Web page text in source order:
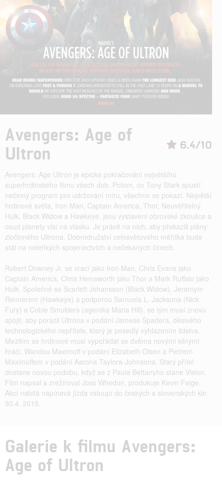
6.4/10
Avengers: Age of
Ultron
Avengers: Age Ultron je epické pokračování největšího
superhrdinského filmu všech dob. Potom, co Tony Stark spustí
nečinný program pro udržování míru, všechno se pokazí. Největší
hrdinové světa, Iron Man, Captain America, Thor, Neuvěřitelný
Hulk, Black Widow a Hawkeye, jsou vystaveni obrovské zkoušce a
osud planety visí na vlásku. Je právě na nich, aby překazili plány
zločinného Ultrona. Dobrodružství celosvětového měřítka bude
stát na nelehkých spojenectvích a nečekaných činech.
Robert Downey Jr. se vrací jako Iron Man, Chris Evans jako
Captain America, Chris Hemsworth jako Thor a Mark Ruffalo jako
Hulk. Společně se Scarlett Johansson (Black Widow), Jeremym
Rennerem (Hawkeye) a podporou Samuela L. Jacksona (Nick
Fury) a Cobie Smulders (agentka Maria Hill), se tým musí znovu
spojit, aby porazil Ultrona v podání Jamese Spadera, děsivého
technologického nepřítele, který je posedlý vyhlazením lidstva.
Mezitím se hrdinové musí vypořádat se dvěma novými silnými
hráči, Wandou Maximoff v podání Elizabeth Olsen a Pietrem
Maximoffem v podání Aarona Taylora-Johnsona. Starý přítel
dostane novou podobu, když se z Paula Bettanyho stane Vision.
Film napsal a zrežíroval Joss Whedon, produkuje Kevin Feige.
Akcí nabitá napínavá jízda vstoupí do českých a slovenských kin
30.4. 2015.
Galerie k filmu Avengers:
Age of Ultron